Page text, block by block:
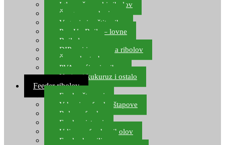
Igle za šaranski ribolov
Špage, upredenice
Vaganje i zaštita ribe
Pop Up Boile – lovne
Boile lovne
DIP-ovi i arome za ribolov
Šaranske torbe
PVA vrećice i pribor
Umjetni kukuruz i ostalo
Feeder ribolov
Feeder štapovi
Vrhovi za feeder štapove
Role za feeder
Feeder sistemi
Udice za feeder ribolov
Feeder hranilice